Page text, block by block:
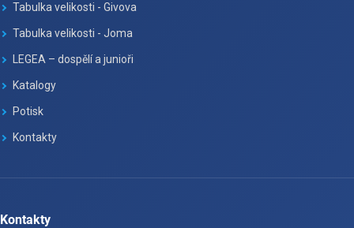
Tabulka velikosti - Givova
Tabulka velikosti - Joma
LEGEA – dospělí a junioři
Katalogy
Potisk
Kontakty
Kontakty